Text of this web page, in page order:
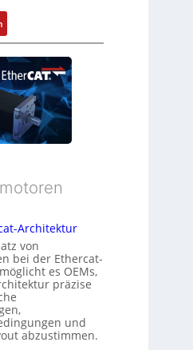
d
Z
u
s
t
a
s
e
w
a
c
h
u
n
g
r
t
P
o
s
i
s
s
u
n
g
u
n
:
N
e
u
e
u
e
t
y
p
s
o
r
g
t
Architektur
von
bei der Ethercat-
es OEMs,
präzise
und
abzustimmen.